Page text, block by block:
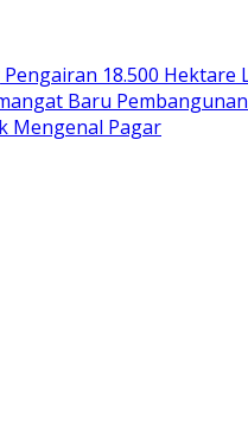
18.500 Hektare
Baru
Mengenal Pagar